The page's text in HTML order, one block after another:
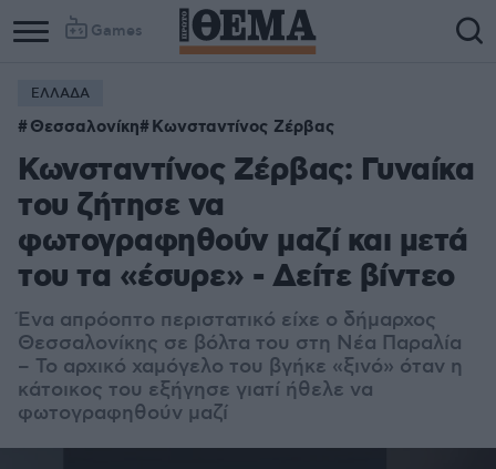
Games
ΕΛΛΑΔΑ
Θεσσαλονίκη Κωνσταντίνος Ζέρβας
Κωνσταντίνος Ζέρβας: Γυναίκα
του ζήτησε να
φωτογραφηθούν μαζί και μετά
του τα «έσυρε» - Δείτε βίντεο
Ένα απρόοπτο περιστατικό είχε ο δήμαρχος
Θεσσαλονίκης σε βόλτα του στη Νέα Παραλία
– Το αρχικό χαμόγελο του βγήκε «ξινό» όταν η
κάτοικος του εξήγησε γιατί ήθελε να
φωτογραφηθούν μαζί